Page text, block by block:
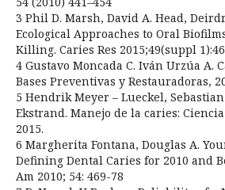
3 Phil D. Marsh, David A. Head,
Ecological Approaches to Oral
Killing. Caries Res 2015;49(suppl
4 Gustavo Moncada C. Iván Urzúa A.
Bases Preventivas y Restauradoras,
5 Hendrik Meyer – Lueckel,
Ekstrand. Manejo de la caries:
2015.
6 Margherita Fontana, Douglas A.
Defining Dental Caries for 2010 and
Am 2010; 54: 469-78